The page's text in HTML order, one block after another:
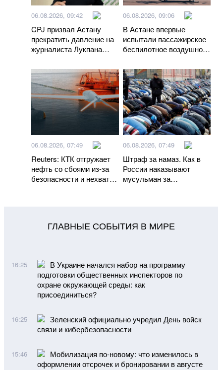
06.08.2026, 09:42
CPJ призвал Астану
прекратить давление на
журналиста Лукпана
06.08.2026, 09:06
В Астане впервые
испытали пассажирское
беспилотное воздушное
06.08.2026, 07:49
Reuters: КТК отгружает
нефть со сбоями из-за
безопасности и нехватки
06.08.2026, 07:49
Штраф за намаз. Как в
России наказывают
мусульман за
ГЛАВНЫЕ СОБЫТИЯ В МИРЕ
16:25
В Украине начался набор на программу
подготовки общественных инспекторов по
охране окружающей среды: как
присоединиться?
16:25
Зеленский официально учредил День войск
связи и кибербезопасности
15:46
Мобилизация по-новому: что изменилось в
оформлении отсрочек и бронировании в августе